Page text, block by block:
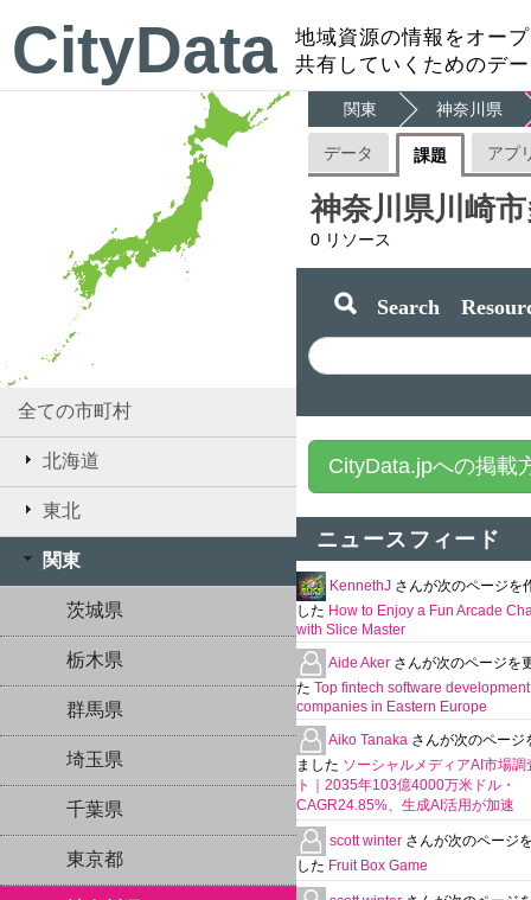
CityData
地域資源の情報をオー
共有していくためのデ
全ての市町村
北海道
東北
関東
茨城県
栃木県
群馬県
埼玉県
千葉県
東京都
関東 神奈川県
データ 課題 アプ
神奈川県川崎
0 リソース
Search
CityData.jpへの掲載
ニュースフィード
KennethJ さんが次のページを
した How to Enjoy a Fun Arcade
with Slice Master
Aide Aker さんが次のページを
た Top fintech software development
companies in Eastern Europe
Aiko Tanaka さんが次のページ
ました ソーシャルメディアAI市場調
ト｜2035年103億4000万米ドル・
CAGR24.85%、生成AI活用が加速
scott winter さんが次のページ
した Fruit Box Game